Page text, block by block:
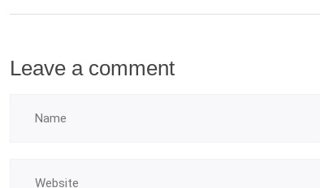
Leave a comment